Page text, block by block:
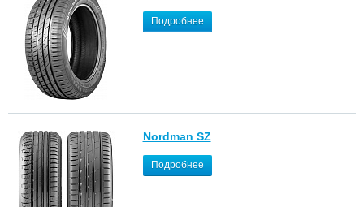
Подробнее
Nordman SZ
Подробнее